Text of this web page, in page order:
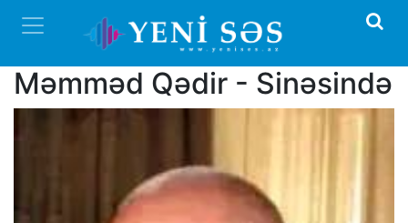
Məmməd Qədir - Sinəsində